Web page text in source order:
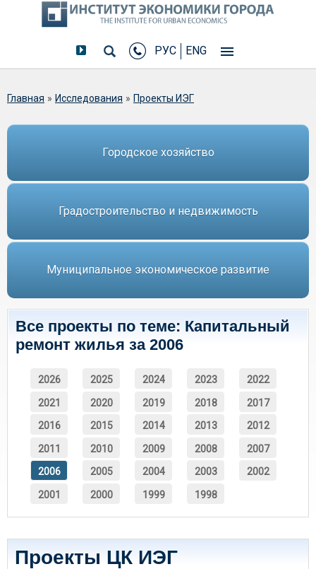
РУС ENG
Вы здесь
Главная » Исследования » Проекты ИЭГ
Городское хозяйство
Градостроительство и недвижимость
Муниципальное экономическое развитие
Все проекты по теме: Капитальный
ремонт жилья за 2006
2026 2025 2024 2023 2022
2021 2020 2019 2018 2017
2016 2015 2014 2013 2012
2011 2010 2009 2008 2007
2006 2005 2004 2003 2002
2001 2000 1999 1998
Проекты ЦК ИЭГ